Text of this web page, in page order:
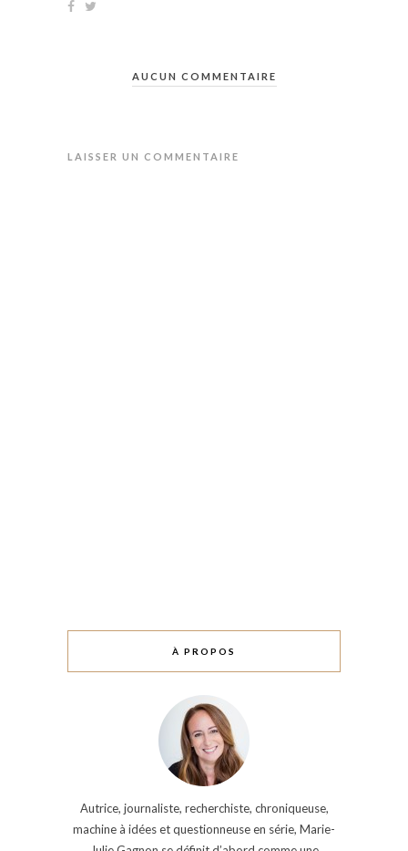
AUCUN COMMENTAIRE
LAISSER UN COMMENTAIRE
À PROPOS
Autrice, journaliste, recherchiste, chroniqueuse,
machine à idées et questionneuse en série, Marie-